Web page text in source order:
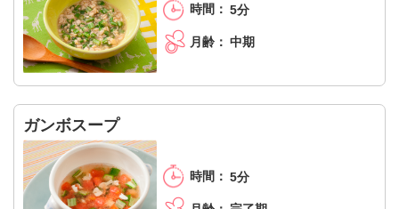
5分
中期
ガンボスープ
5分